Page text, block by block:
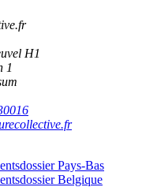
H1
1
Pays-Bas
Belgique